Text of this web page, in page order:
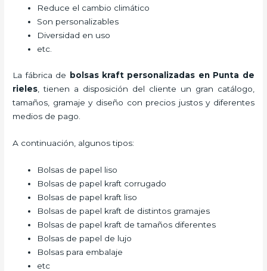
Reduce el cambio climático
Son personalizables
Diversidad en uso
etc.
La fábrica de
bolsas kraft personalizadas en Punta de
rieles , tienen a disposición del cliente un gran catálogo,
tamaños, gramaje y diseño con precios justos y diferentes
medios de pago.
A continuación, algunos tipos:
Bolsas de papel liso
Bolsas de papel kraft corrugado
Bolsas de papel kraft liso
Bolsas de papel kraft de distintos gramajes
Bolsas de papel kraft de tamaños diferentes
Bolsas de papel de lujo
Bolsas para embalaje
etc